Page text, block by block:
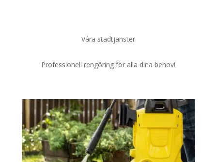
Våra städtjänster
Professionell rengöring för alla dina behov!